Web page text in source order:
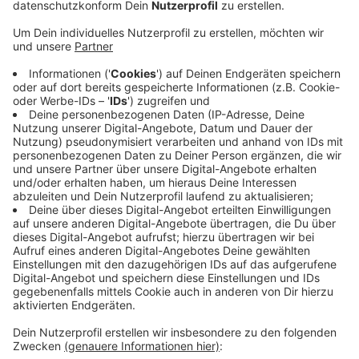
Anzeige
Die Partei-Basis geht damit in Opposition zu ihrer
eigenen Ratsfraktion. Die hatte zusammen mit dem
Koalitionspartner CDU sowie dem Investor und der
Stadtverwaltung eine Einigung auf knapp 3.000
Quadratmeter Verkaufsfläche erzielt. Bei einer
Sonder-Kreismitglieder-Versammlung am Abend hat
die grüne Basis mit großer Mehrheit für einen Antrag
gestimmt, der eine Einzelhandelsfläche von insgesamt
nur 1.500 Quadratmetern vorsieht. Die Gebrüder
Stroetmann als Investoren planen das E-Center schon
seit 18 Jahren und hatten schon deutliche
Kompromisse gemacht. Rund 120 Mitglieder waren zu
der Versammlung im Bennohaus gekommen.
Anzeige